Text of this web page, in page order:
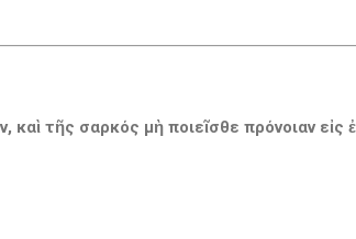
καὶ τῆς σαρκός μὴ ποιεῖσθε πρόνοιαν εἰς